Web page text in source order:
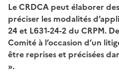
Le CRDCA peut élaborer
préciser les modalités
24 et L631-24-2 du CRPM.
Comité à l’occasion d’un
être reprises et précisées
».